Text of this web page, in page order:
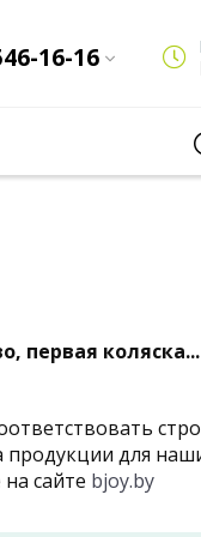
16-16
первая коляска...
для
сайте bjoy.by